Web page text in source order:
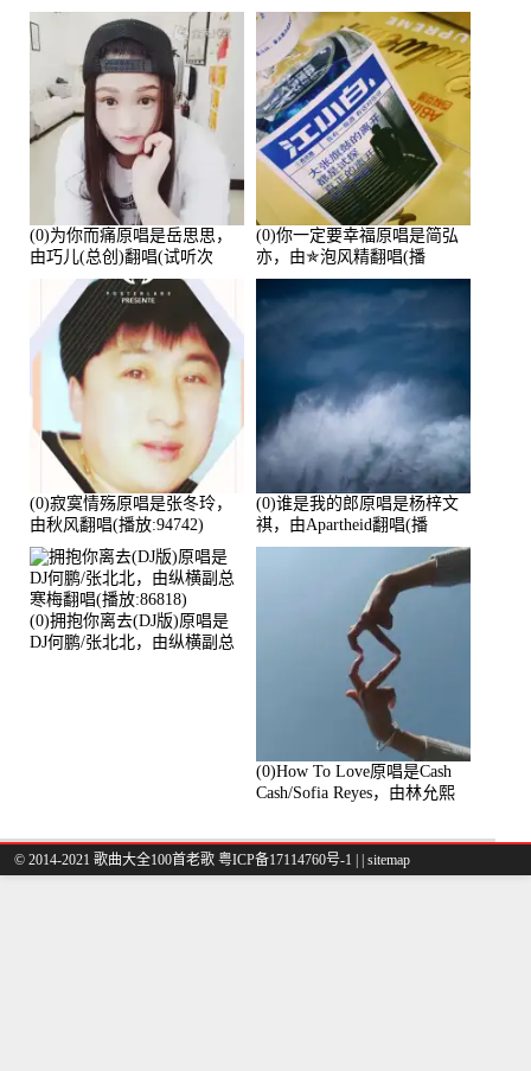
鑫Asce演唱点播:178815次
(0)为你而痛原唱是岳思思，
由巧儿(总创)翻唱(试听次
数:108697)
(0)你一定要幸福原唱是简弘
亦，由✯泡风精翻唱(播
放:102381)
(0)寂寞情殇原唱是张冬玲，
由秋风翻唱(播放:94742)
(0)谁是我的郎原唱是杨梓文
祺，由Apartheid翻唱(播
放:94178)
(0)拥抱你离去(DJ版)原唱是
DJ何鹏/张北北，由纵横副总
(0)How To Love原唱是Cash
Cash/Sofia Reyes，由林允熙
© 2014-2021 歌曲大全100首老歌 粤ICP备17114760号-1 sitemap